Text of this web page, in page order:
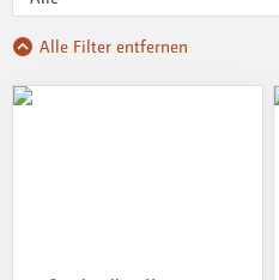
Alle Filter entfernen